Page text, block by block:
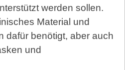
werden sollen.
Material und
dafür benötigt, aber auch
und